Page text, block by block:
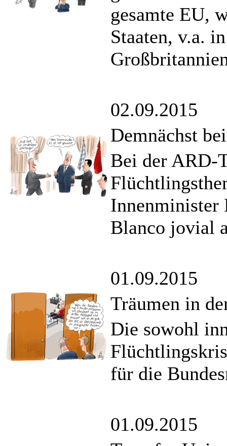
gesamte EU,
Staaten, v.a.
02.09.2015
Demnächst
Bei der ARD-
Innenminister
Blanco jovial
01.09.2015
Träumen in
Die sowohl
für die
01.09.2015